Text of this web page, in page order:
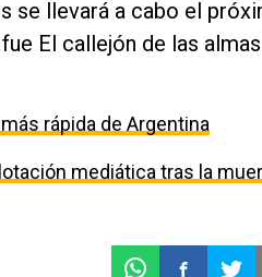
se llevará a cabo el
El callejón de las almas
rápida de Argentina
mediática tras la